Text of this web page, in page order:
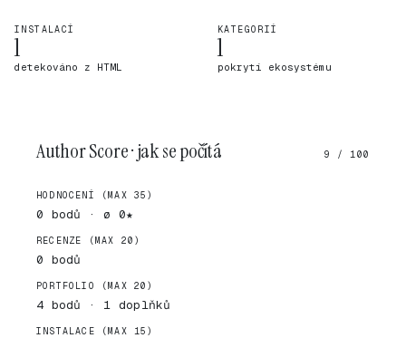
INSTALACÍ
1
detekováno z HTML
KATEGORIÍ
1
pokrytí ekosystému
Author Score · jak se počítá 9 / 100
HODNOCENÍ (MAX 35)
0 bodů · ø 0★
RECENZE (MAX 20)
0 bodů
PORTFOLIO (MAX 20)
4 bodů · 1 doplňků
INSTALACE (MAX 15)